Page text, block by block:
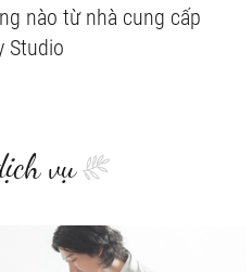
nào từ nhà cung cấp
Studio
vụ